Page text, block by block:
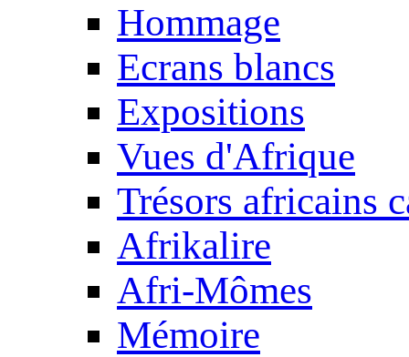
Hommage
Ecrans blancs
Expositions
Vues d'Afrique
Trésors africains
Afrikalire
Afri-Mômes
Mémoire